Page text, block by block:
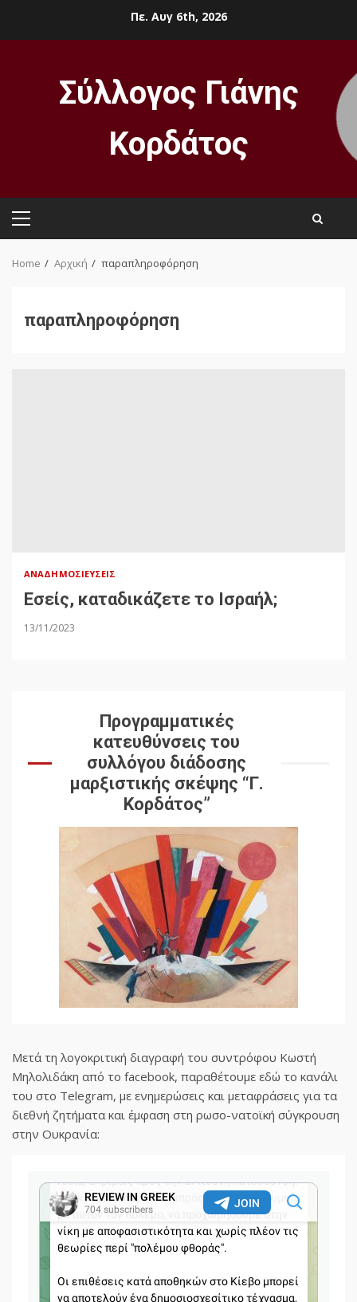
Πε. Αυγ 6th, 2026
Σύλλογος Γιάνης
Κορδάτος
Primary
Home Αρχική παραπληροφόρηση
παραπληροφόρηση
ΑΝΑΔΗΜΟΣΙΕΎΣΕΙΣ
Εσείς, καταδικάζετε το Ισραήλ;
13/11/2023
Προγραμματικές
κατευθύνσεις του
συλλόγου διάδοσης
μαρξιστικής σκέψης “Γ.
Κορδάτος”
Μετά τη λογοκριτική διαγραφή του συντρόφου Κωστή
Μηλολιδάκη από το facebook, παραθέτουμε εδώ το κανάλι
του στο Telegram, με ενημερώσεις και μεταφράσεις για τα
διεθνή ζητήματα και έμφαση στη ρωσο-νατοϊκή σύγκρουση
στην Ουκρανία: